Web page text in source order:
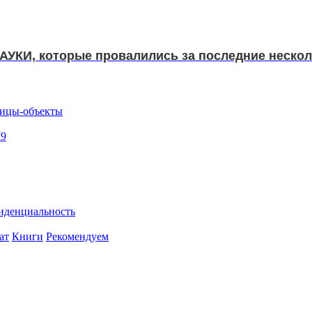
которые провалились за последние
объекты
Книги Рекомендуем